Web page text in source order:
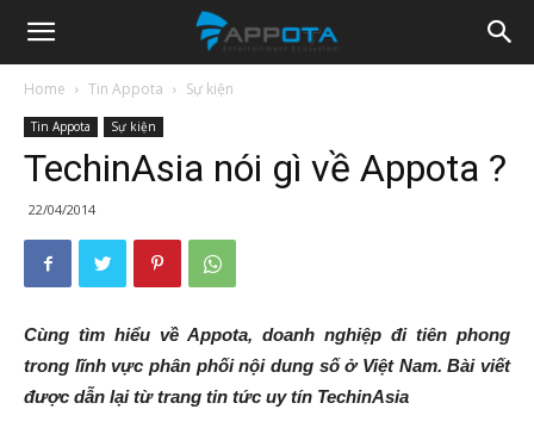
Appota
News
Home Tin Appota Sự kiện
Tin Appota Sự kiện
TechinAsia nói gì về Appota ?
22/04/2014
Cùng tìm hiểu về Appota, doanh nghiệp đi tiên phong
trong lĩnh vực phân phối nội dung số ở Việt Nam. Bài viết
được dẫn lại từ trang tin tức uy tín TechinAsia